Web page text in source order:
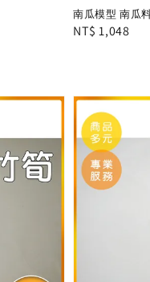
南瓜模型 南瓜
Regular
NT$ 1,048